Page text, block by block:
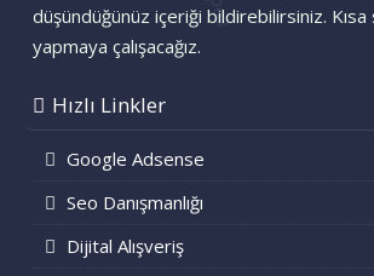
düşündüğünüz içeriği bildirebilirsiniz.
yapmaya çalışacağız.
Hızlı Linkler
Google Adsense
Seo Danışmanlığı
Dijital Alışveriş